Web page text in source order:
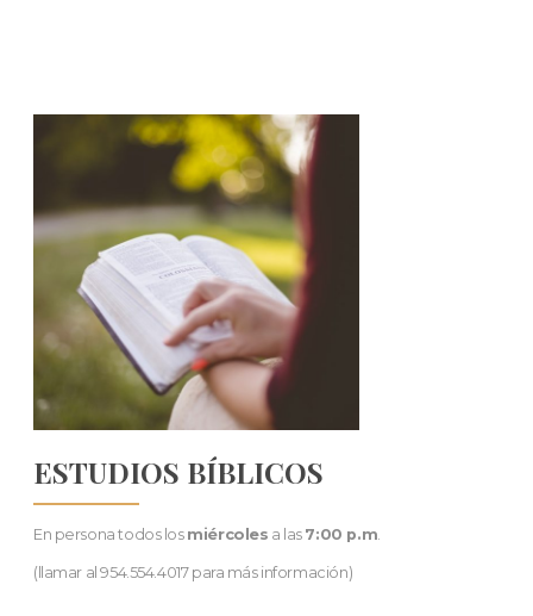
ESTUDIOS BÍBLICOS
En persona todos los miércoles a las 7:00 p.m.
(llamar al 954.554.4017 para más información)